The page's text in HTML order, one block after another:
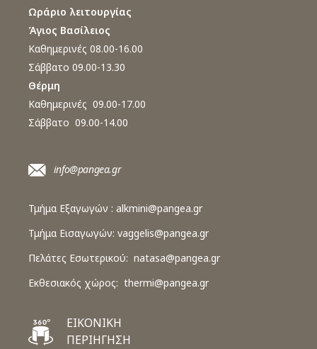
Ωράριο λειτουργίας
Άγιος Βασίλειος
Καθημερινές 08.00-16.00
Σάββατο 09.00-13.30
Θέρμη
Καθημερινές 09.00-17.00
Σάββατο 09.00-14.00
info@pangea.gr
Τμήμα Εξαγωγών : alkmini@pangea.gr
Τμήμα Εισαγωγών: vaggelis@pangea.gr
Πελάτες Εσωτερικού: natasa@pangea.gr
Εκθεσιακός χώρος: thermi@pangea.gr
ΕΙΚΟΝΙΚΗ
ΠΕΡΙΗΓΗΣΗ